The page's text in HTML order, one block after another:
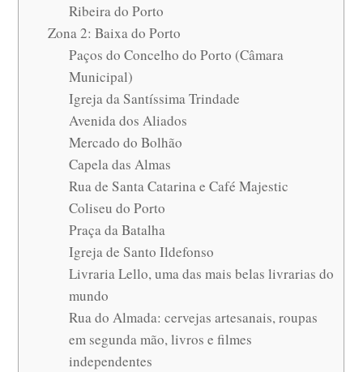
Ribeira do Porto
Zona 2: Baixa do Porto
Paços do Concelho do Porto (Câmara
Municipal)
Igreja da Santíssima Trindade
Avenida dos Aliados
Mercado do Bolhão
Capela das Almas
Rua de Santa Catarina e Café Majestic
Coliseu do Porto
Praça da Batalha
Igreja de Santo Ildefonso
Livraria Lello, uma das mais belas livrarias do
mundo
Rua do Almada: cervejas artesanais, roupas
em segunda mão, livros e filmes
independentes